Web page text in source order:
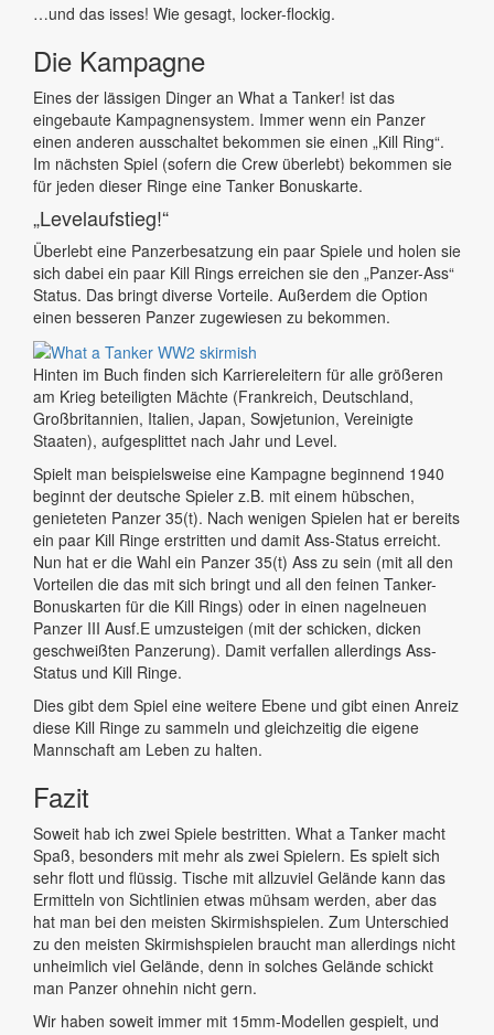
…und das isses! Wie gesagt, locker-flockig.
Die Kampagne
Eines der lässigen Dinger an What a Tanker! ist das
eingebaute Kampagnensystem. Immer wenn ein Panzer
einen anderen ausschaltet bekommen sie einen „Kill Ring“.
Im nächsten Spiel (sofern die Crew überlebt) bekommen sie
für jeden dieser Ringe eine Tanker Bonuskarte.
„Levelaufstieg!“
Überlebt eine Panzerbesatzung ein paar Spiele und holen sie
sich dabei ein paar Kill Rings erreichen sie den „Panzer-Ass“
Status. Das bringt diverse Vorteile. Außerdem die Option
einen besseren Panzer zugewiesen zu bekommen.
Hinten im Buch finden sich Karriereleitern für alle größeren
am Krieg beteiligten Mächte (Frankreich, Deutschland,
Großbritannien, Italien, Japan, Sowjetunion, Vereinigte
Staaten), aufgesplittet nach Jahr und Level.
Spielt man beispielsweise eine Kampagne beginnend 1940
beginnt der deutsche Spieler z.B. mit einem hübschen,
genieteten Panzer 35(t). Nach wenigen Spielen hat er bereits
ein paar Kill Ringe erstritten und damit Ass-Status erreicht.
Nun hat er die Wahl ein Panzer 35(t) Ass zu sein (mit all den
Vorteilen die das mit sich bringt und all den feinen Tanker-
Bonuskarten für die Kill Rings) oder in einen nagelneuen
Panzer III Ausf.E umzusteigen (mit der schicken, dicken
geschweißten Panzerung). Damit verfallen allerdings Ass-
Status und Kill Ringe.
Dies gibt dem Spiel eine weitere Ebene und gibt einen Anreiz
diese Kill Ringe zu sammeln und gleichzeitig die eigene
Mannschaft am Leben zu halten.
Fazit
Soweit hab ich zwei Spiele bestritten. What a Tanker macht
Spaß, besonders mit mehr als zwei Spielern. Es spielt sich
sehr flott und flüssig. Tische mit allzuviel Gelände kann das
Ermitteln von Sichtlinien etwas mühsam werden, aber das
hat man bei den meisten Skirmishspielen. Zum Unterschied
zu den meisten Skirmishspielen braucht man allerdings nicht
unheimlich viel Gelände, denn in solches Gelände schickt
man Panzer ohnehin nicht gern.
Wir haben soweit immer mit 15mm-Modellen gespielt, und